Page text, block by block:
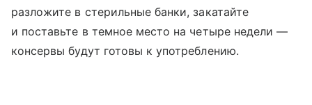
разложите в стерильные банки, закатайте
и поставьте в темное место на четыре недели —
консервы будут готовы к употреблению.